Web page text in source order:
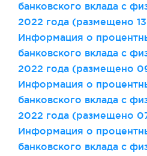
банковского вклада с
2022 года (размещено 13
Информация о
банковского вклада с
2022 года (размещено
Информация о
банковского вклада с
2022 года (размещено
Информация о
банковского вклада с